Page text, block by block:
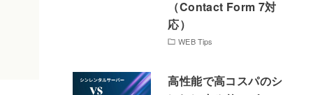
（Contact Form 7対
応）
WEB Tips
高性能で高コスパのシ